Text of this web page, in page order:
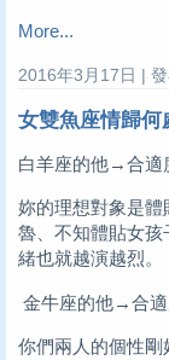
More...
2016年3月17日 |
女雙魚座情歸何
白羊座的他→合適
妳的理想對象是體
魯、不知體貼女
緒也就越演越烈。
金牛座的他→合適
你們兩人的個性